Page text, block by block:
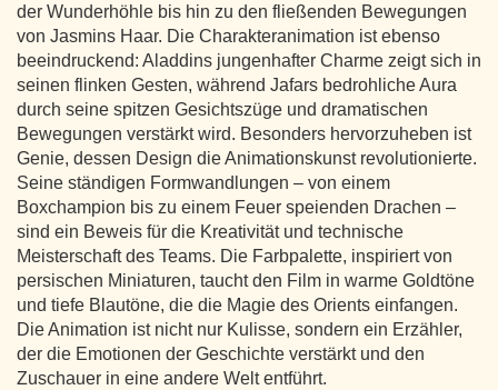
der Wunderhöhle bis hin zu den fließenden Bewegungen
von Jasmins Haar. Die Charakteranimation ist ebenso
beeindruckend: Aladdins jungenhafter Charme zeigt sich in
seinen flinken Gesten, während Jafars bedrohliche Aura
durch seine spitzen Gesichtszüge und dramatischen
Bewegungen verstärkt wird. Besonders hervorzuheben ist
Genie, dessen Design die Animationskunst revolutionierte.
Seine ständigen Formwandlungen – von einem
Boxchampion bis zu einem Feuer speienden Drachen –
sind ein Beweis für die Kreativität und technische
Meisterschaft des Teams. Die Farbpalette, inspiriert von
persischen Miniaturen, taucht den Film in warme Goldtöne
und tiefe Blautöne, die die Magie des Orients einfangen.
Die Animation ist nicht nur Kulisse, sondern ein Erzähler,
der die Emotionen der Geschichte verstärkt und den
Zuschauer in eine andere Welt entführt.